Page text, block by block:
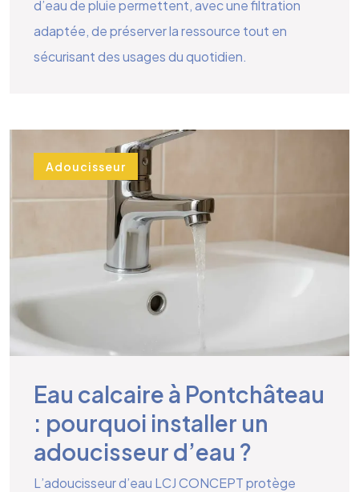
d’eau de pluie permettent, avec une filtration
adaptée, de préserver la ressource tout en
sécurisant des usages du quotidien.
Adoucisseur
Eau calcaire à Pontchâteau
: pourquoi installer un
adoucisseur d’eau ?
L’adoucisseur d’eau LCJ CONCEPT protège